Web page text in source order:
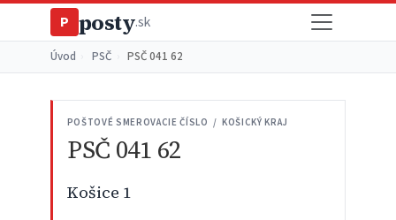
P posty.sk
Úvod PSČ PSČ 041 62
POŠTOVÉ SMEROVACIE ČÍSLO / KOŠICKÝ KRAJ
PSČ 041 62
Košice 1